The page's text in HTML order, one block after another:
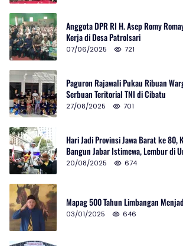
Anggota DPR RI H. Asep Romy
Kerja di Desa Patrolsari
07/06/2025 721
Paguron Rajawali Pukau Ribuan
Serbuan Teritorial TNI di Cibatu
27/08/2025 701
Hari Jadi Provinsi Jawa Barat ke 80,
Bangun Jabar Istimewa, Lembur di
20/08/2025 674
Mapag 500 Tahun Limbangan
03/01/2025 646